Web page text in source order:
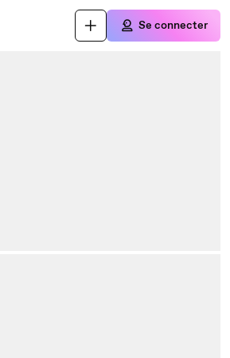
Se connecter